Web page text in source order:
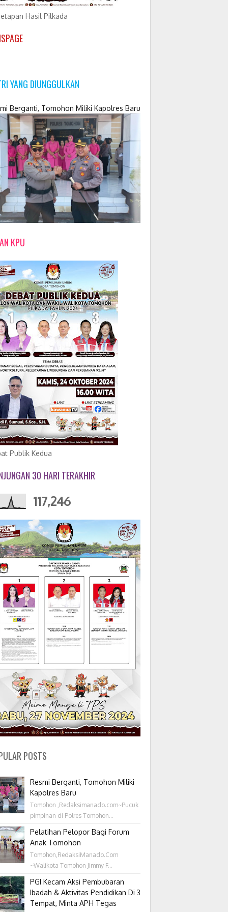
Hasil Pilkada
YANG DIUNGGULKAN
Berganti, Tomohon Miliki Kapolres Baru
KPU
Publik Kedua
30 HARI TERAKHIR
117,246
POSTS
Resmi Berganti, Tomohon Miliki
Kapolres Baru
Tomohon ,Redaksimanado.com~Pucuk
pimpinan di Polres Tomohon...
Pelatihan Pelopor Bagi Forum
Anak Tomohon
Tomohon,RedaksiManado.Com
~Walikota Tomohon Jimmy F...
PGI Kecam Aksi Pembubaran
Ibadah & Aktivitas Pendidikan Di 3
Tempat, Minta APH Tegas